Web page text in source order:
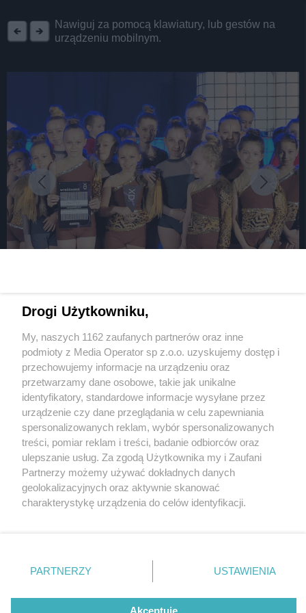
Nawiguj za pomocą klawiatury, lub gestów na
urządzeniu mobilnym.
schodziły z podium podczas trzech festiwali
3 / 5
Zespoły Tess z Tarnowskich
Gór
Wydawca mediów lokalnych
Nie zapomnij
zapoznać się z:
polityką prywatności regulamin korzystania z portali
Twojemiasto
Piekary Śląskie
Chorzów
Tarnowskie Góry
Gliwice
Skontakuj sięz nami
Kontakt
Wydawca
Redakcja
Drogi Użytkowniku,
My, naszych 1162 zaufanych partnerów oraz inne
podmioty z Media Operator sp z.o.o. uzyskujemy dostęp i
przechowujemy informacje na urządzeniu oraz
przetwarzamy dane osobowe, takie jak unikalne
identyfikatory, standardowe informacje wysyłane przez
urządzenie czy dane przeglądania w celu zapewniania
spersonalizowanych reklam, wybór spersonalizowanych
treści, pomiar reklam i treści, badanie odbiorców oraz
ulepszanie usług. Za zgodą Użytkownika my i Zaufani
Partnerzy możemy używać dokładnych danych
geolokalizacyjnych oraz aktywnie skanować
charakterystykę urządzenia do celów identyfikacji.
zmienić/wycofać klikając przycisk ustawień prywatności
znajdujący się w lewym dolnym rogu strony
rodzaje przetwarzania danych nie wymagają zgody
użytkownika, ale masz prawo sprzeciwić się takiemu
PARTNERZY USTAWIENIA
Akceptuję